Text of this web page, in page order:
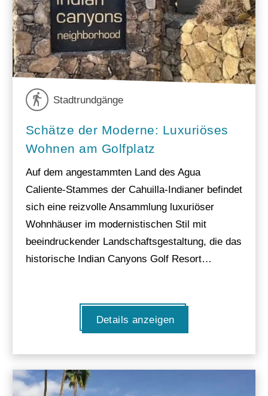
Stadtrundgänge
Schätze der Moderne: Luxuriöses
Wohnen am Golfplatz
Auf dem angestammten Land des Agua
Caliente-Stammes der Cahuilla-Indianer befindet
sich eine reizvolle Ansammlung luxuriöser
Wohnhäuser im modernistischen Stil mit
beeindruckender Landschaftsgestaltung, die das
historische Indian Canyons Golf Resort…
Details anzeigen